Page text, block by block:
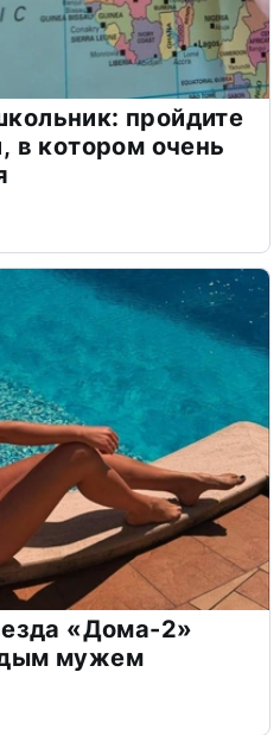
пройдите
в котором очень
«Дома-2»
мужем